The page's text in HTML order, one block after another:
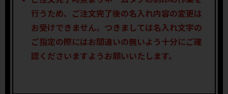
行うため、ご注文完了後の名入れ内容の変更は
お受けできません。つきましては名入れ文字の
ご指定の際にはお間違いの無いよう十分にご確
認くださいますようお願いいたします。